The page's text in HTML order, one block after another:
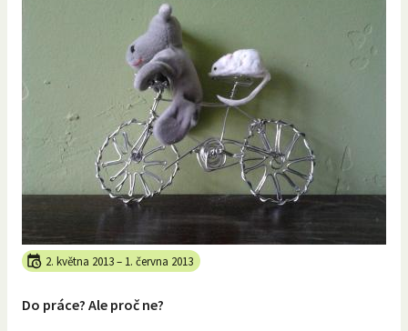
2. května 2013– 1. června 2013
Do práce? Ale proč ne?